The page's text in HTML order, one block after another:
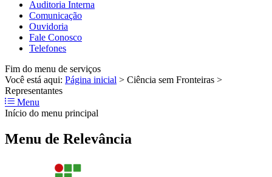
Auditoria Interna
Comunicação
Ouvidoria
Fale Conosco
Telefones
Fim do menu de serviços
Você está aqui: Página inicial > Ciência sem Fronteiras >
Representantes
Menu
Início do menu principal
Menu de Relevância